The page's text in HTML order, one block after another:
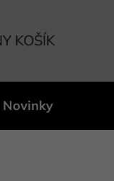
KOŠÍK
Novinky